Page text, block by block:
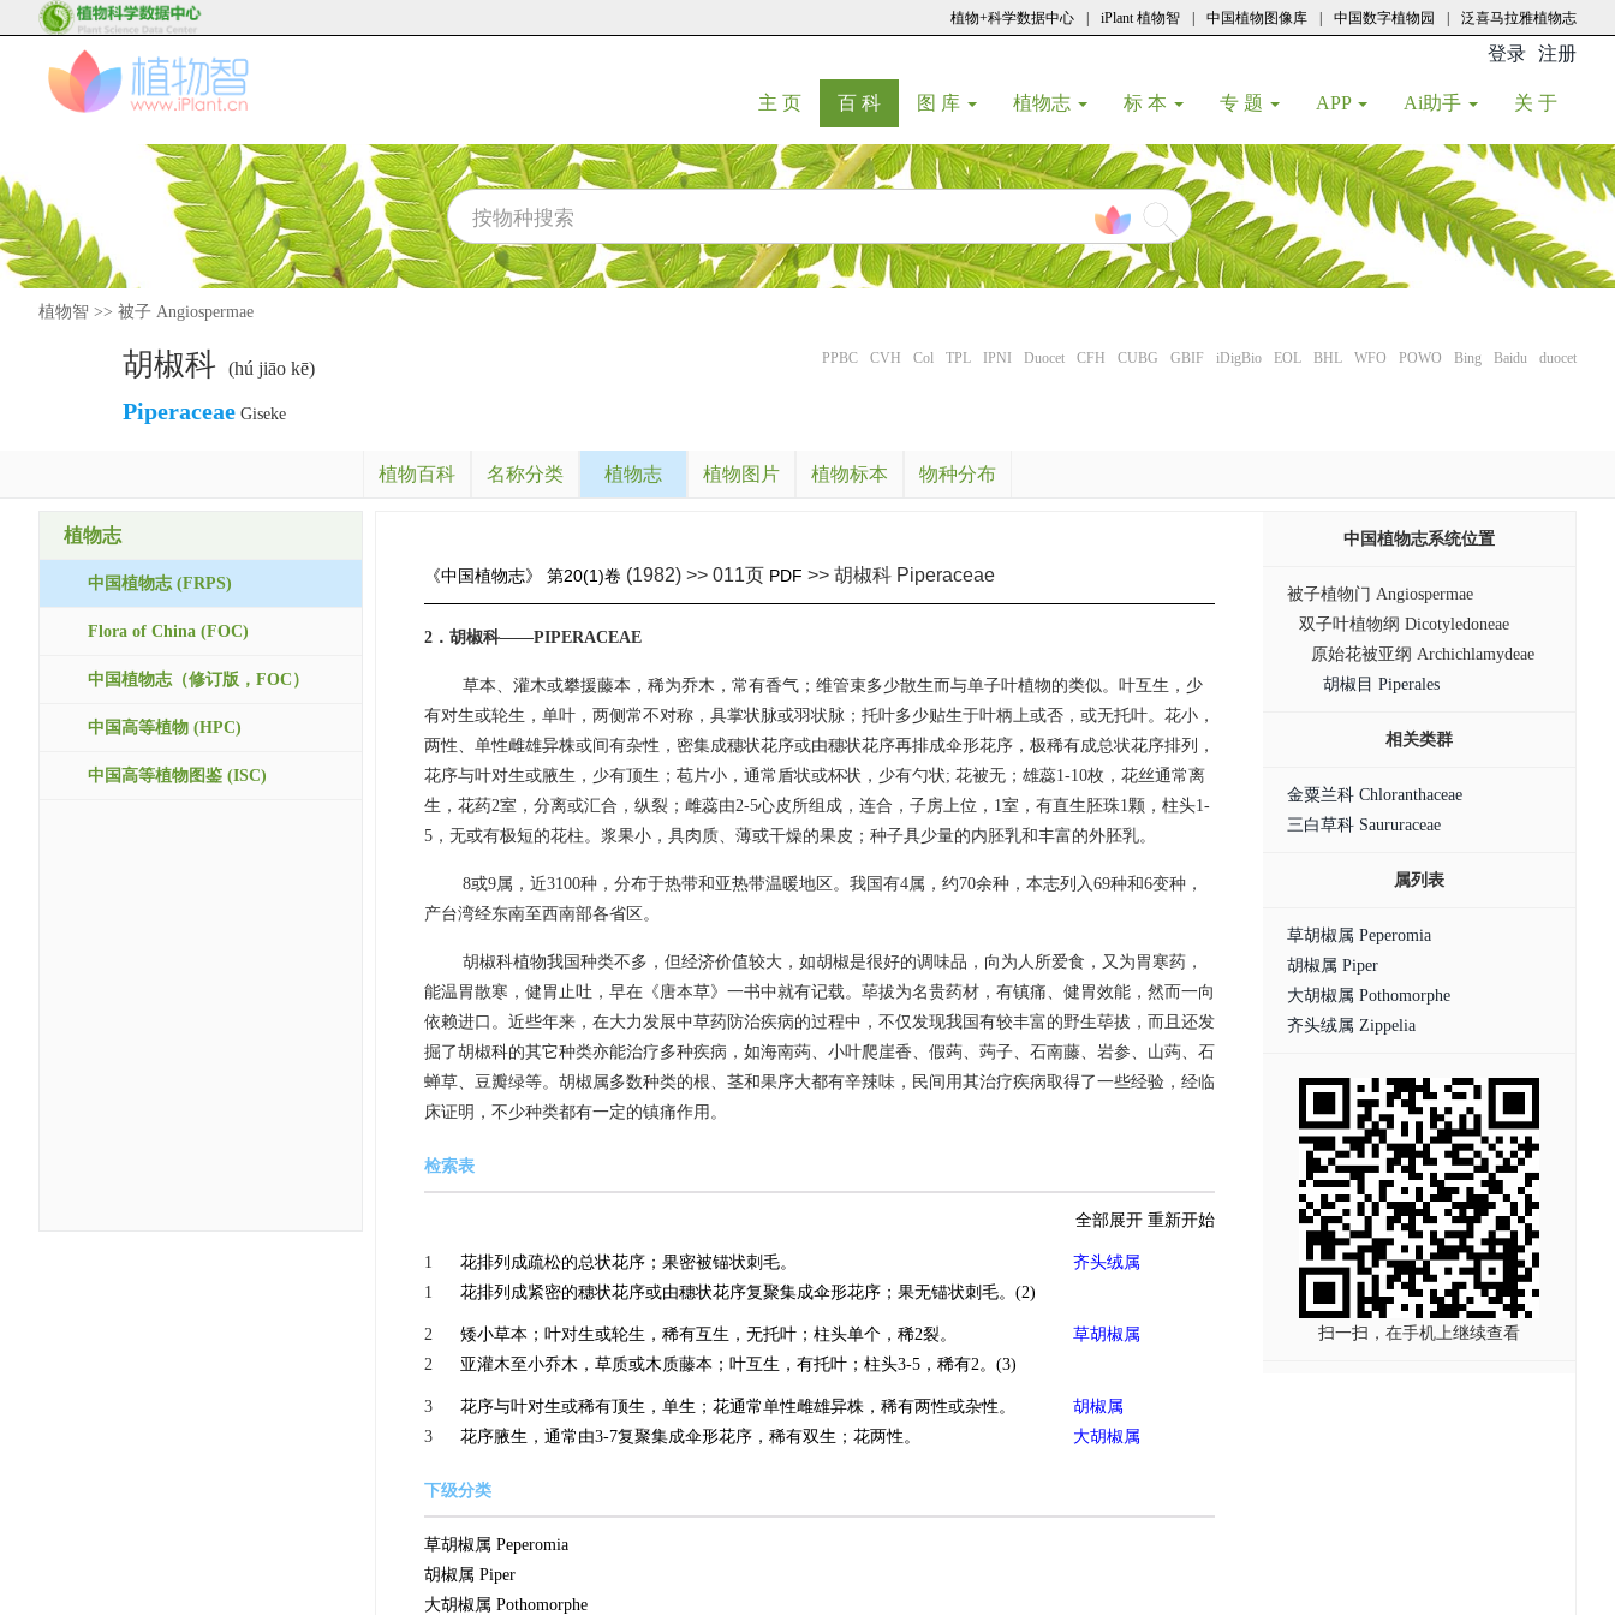
植物+科学数据中心 iPlant 植物智 中国植物图像库 中国数字植物园 泛喜马拉雅植物志
登录 注册
主 页(current)
百 科(current)
图 库 植物志 标 本 专 题 APP Ai助手 关 于
植物智 >> 被子 Angiospermae
胡椒科 (hú jiāo kē) PPBC CVH Col TPL IPNI Duocet CFH CUBG GBIF iDigBio EOL BHL WFO POWO Bing Baidu duocet
Piperaceae Giseke
植物百科 名称分类 植物志 植物图片 植物标本 物种分布
植物志
中国植物志 (FRPS)
Flora of China (FOC)
中国植物志（修订版，FOC）
中国高等植物 (HPC)
中国高等植物图鉴 (ISC)
《中国植物志》 第20(1)卷 (1982) >> 011页 PDF >> 胡椒科 Piperaceae
2．胡椒科——PIPERACEAE
草本、灌木或攀援藤本，稀为乔木，常有香气；维管束多少散生而与单子叶植物的类似。叶互生，少
有对生或轮生，单叶，两侧常不对称，具掌状脉或羽状脉；托叶多少贴生于叶柄上或否，或无托叶。花小，
两性、单性雌雄异株或间有杂性，密集成穗状花序或由穗状花序再排成伞形花序，极稀有成总状花序排列，
花序与叶对生或腋生，少有顶生；苞片小，通常盾状或杯状，少有勺状; 花被无；雄蕊1-10枚，花丝通常离
生，花药2室，分离或汇合，纵裂；雌蕊由2-5心皮所组成，连合，子房上位，1室，有直生胚珠1颗，柱头1-
5，无或有极短的花柱。浆果小，具肉质、薄或干燥的果皮；种子具少量的内胚乳和丰富的外胚乳。
8或9属，近3100种，分布于热带和亚热带温暖地区。我国有4属，约70余种，本志列入69种和6变种，
产台湾经东南至西南部各省区。
胡椒科植物我国种类不多，但经济价值较大，如胡椒是很好的调味品，向为人所爱食，又为胃寒药，
能温胃散寒，健胃止吐，早在《唐本草》一书中就有记载。荜拔为名贵药材，有镇痛、健胃效能，然而一向
依赖进口。近些年来，在大力发展中草药防治疾病的过程中，不仅发现我国有较丰富的野生荜拔，而且还发
掘了胡椒科的其它种类亦能治疗多种疾病，如海南蒟、小叶爬崖香、假蒟、蒟子、石南藤、岩参、山蒟、石
蝉草、豆瓣绿等。胡椒属多数种类的根、茎和果序大都有辛辣味，民间用其治疗疾病取得了一些经验，经临
床证明，不少种类都有一定的镇痛作用。
检索表
全部展开 重新开始
1 花排列成疏松的总状花序；果密被锚状刺毛。
齐头绒属
1
花排列成紧密的穗状花序或由穗状花序复聚集成伞形花序；果无锚状刺毛。(2)
2 矮小草本；叶对生或轮生，稀有互生，无托叶；柱头单个，稀2裂。
草胡椒属
2
亚灌木至小乔木，草质或木质藤本；叶互生，有托叶；柱头3-5，稀有2。(3)
3 花序与叶对生或稀有顶生，单生；花通常单性雌雄异株，稀有两性或杂性。
胡椒属
3
花序腋生，通常由3-7复聚集成伞形花序，稀有双生；花两性。 大胡椒属
下级分类
草胡椒属 Peperomia
胡椒属 Piper
大胡椒属 Pothomorphe
中国植物志系统位置
被子植物门 Angiospermae
双子叶植物纲 Dicotyledoneae
原始花被亚纲 Archichlamydeae
胡椒目 Piperales
相关类群
金粟兰科 Chloranthaceae
三白草科 Saururaceae
属列表
草胡椒属 Peperomia
胡椒属 Piper
大胡椒属 Pothomorphe
齐头绒属 Zippelia
扫一扫，在手机上继续查看